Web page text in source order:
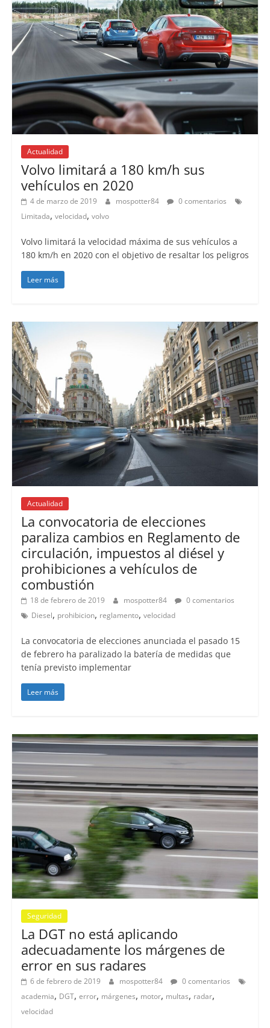
Actualidad
Volvo limitará a 180 km/h sus
vehículos en 2020
4 de marzo de 2019 mospotter84
0 comentarios
Limitada, velocidad, volvo
Volvo limitará la velocidad máxima de sus vehículos a
180 km/h en 2020 con el objetivo de resaltar los peligros
Leer más
Actualidad
La convocatoria de elecciones
paraliza cambios en Reglamento de
circulación, impuestos al diésel y
prohibiciones a vehículos de
combustión
18 de febrero de 2019 mospotter84
0 comentarios
Diesel, prohibicion, reglamento, velocidad
La convocatoria de elecciones anunciada el pasado 15
de febrero ha paralizado la batería de medidas que
tenía previsto implementar
Leer más
Seguridad
La DGT no está aplicando
adecuadamente los márgenes de
error en sus radares
6 de febrero de 2019 mospotter84
0 comentarios
academia, DGT, error, márgenes, motor, multas, radar,
velocidad